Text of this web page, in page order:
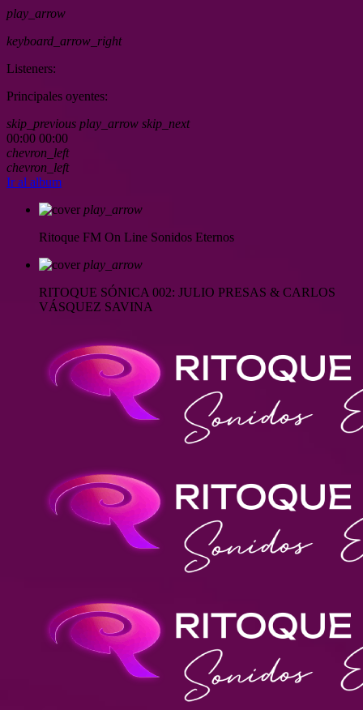
play_arrow
keyboard_arrow_right
Listeners:
Principales oyentes:
skip_previous play_arrow skip_next
00:00 00:00
chevron_left
chevron_left
Ir al album
play_arrow
Ritoque FM On Line Sonidos Eternos
play_arrow
RITOQUE SÓNICA 002: JULIO PRESAS & CARLOS
VÁSQUEZ SAVINA